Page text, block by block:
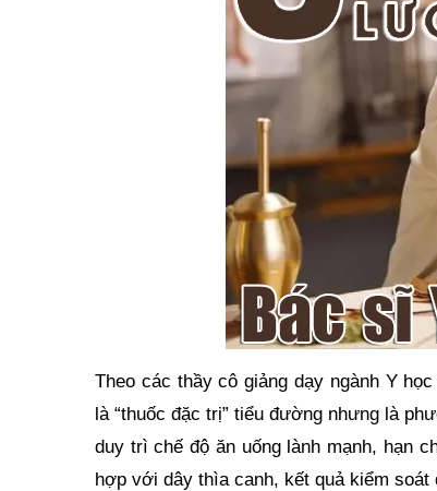
Theo các thầy cô giảng dạy ngành Y
là “thuốc đặc trị” tiểu đường nhưng là
duy trì chế độ ăn uống lành mạnh, hạn
hợp với dây thìa canh, kết quả kiểm